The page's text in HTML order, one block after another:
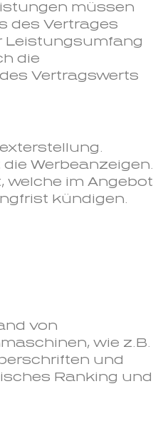
müssen
des Vertrages
Leistungsumfang
die
Vertragswerts
Werbeanzeigen.
welche im Angebot
kündigen.
von
wie z.B.
und
Ranking und